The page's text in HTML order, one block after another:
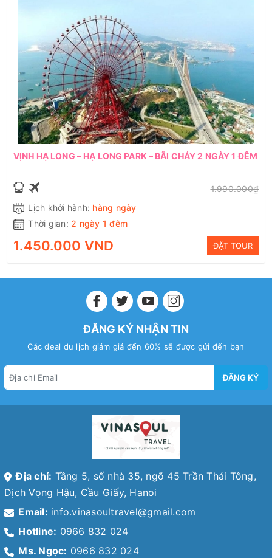
VỊNH HẠ LONG – HẠ LONG PARK – BÃI CHÁY 2 NGÀY 1 ĐÊM
1.990.000₫
Lịch khởi hành: hàng ngày
Thời gian: 2 ngày 1 đêm
1.450.000 VND ĐẶT TOUR
ĐĂNG KÝ NHẬN TIN
Các deal du lịch giảm giá đến 60% sẽ được gửi đến bạn
ĐĂNG KÝ
Địa chỉ: Tầng 5, số nhà 35, ngõ 45 Trần Thái Tông,
Dịch Vọng Hậu, Cầu Giấy, Hanoi
Email: info.vinasoultravel@gmail.com
Hotline: 0966 832 024
Ms. Ngọc: 0966 832 024